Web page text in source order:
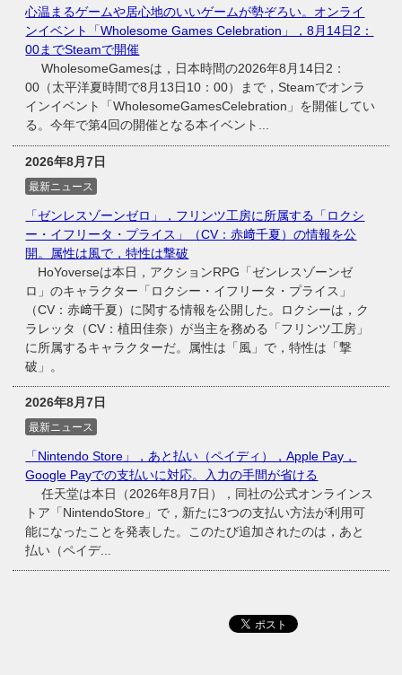
心温まるゲームや居心地のいいゲームが勢ぞろい。オンライ
ンイベント「Wholesome Games Celebration」，8月14日2：
00までSteamで開催
WholesomeGamesは，日本時間の2026年8月14日2：
00（太平洋夏時間で8月13日10：00）まで，Steamでオンラ
インイベント「WholesomeGamesCelebration」を開催してい
る。今年で第4回の開催となる本イベント...
2026年8月7日
最新ニュース
「ゼンレスゾーンゼロ」，フリンツ工房に所属する「ロクシ
ー・イフリータ・プライス」（CV：赤﨑千夏）の情報を公
開。属性は風で，特性は撃破
HoYoverseは本日，アクションRPG「ゼンレスゾーンゼ
ロ」のキャラクター「ロクシー・イフリータ・プライス」
（CV：赤﨑千夏）に関する情報を公開した。ロクシーは，ク
ラレッタ（CV：植田佳奈）が当主を務める「フリンツ工房」
に所属するキャラクターだ。属性は「風」で，特性は「撃
破」。
2026年8月7日
最新ニュース
「Nintendo Store」，あと払い（ペイディ），Apple Pay，
Google Payでの支払いに対応。入力の手間が省ける
任天堂は本日（2026年8月7日），同社の公式オンラインス
トア「NintendoStore」で，新たに3つの支払い方法が利用可
能になったことを発表した。このたび追加されたのは，あと
払い（ペイデ...